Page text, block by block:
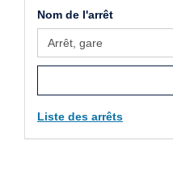
Nom de l'arrêt
Liste des arrêts